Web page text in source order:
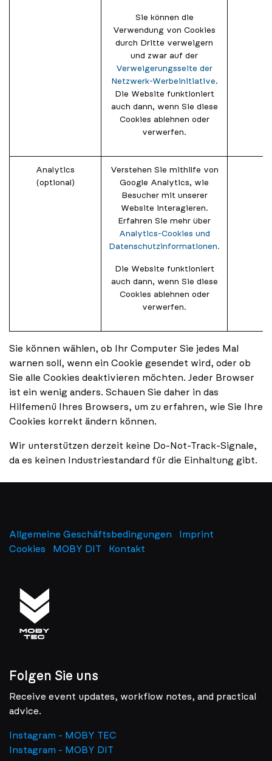
Sie können die
Verwendung von Cookies
durch Dritte verweigern
und zwar auf der
Verweigerungsseite der
Netzwerk-Werbeinitiative.
Die Website funktioniert
auch dann, wenn Sie diese
Cookies ablehnen oder
verwerfen.
Analytics
(optional)
Verstehen Sie mithilfe von
Google Analytics, wie
Besucher mit unserer
Website interagieren.
Erfahren Sie mehr über
Analytics-Cookies und
Datenschutzinformationen.
Die Website funktioniert
auch dann, wenn Sie diese
Cookies ablehnen oder
verwerfen.
Sie können wählen, ob Ihr Computer Sie jedes Mal
warnen soll, wenn ein Cookie gesendet wird, oder ob
Sie alle Cookies deaktivieren möchten. Jeder Browser
ist ein wenig anders. Schauen Sie daher in das
Hilfemenü Ihres Browsers, um zu erfahren, wie Sie Ihre
Cookies korrekt ändern können.
Wir unterstützen derzeit keine Do-Not-Track-Signale,
da es keinen Industriestandard für die Einhaltung gibt.
Allgemeine Geschäftsbedingungen Imprint
Cookies
MOBY DIT Kontakt
Folgen Sie uns
Receive event updates, workflow notes, and practical
advice.
Instagram - MOBY TEC
Instagram - MOBY DIT